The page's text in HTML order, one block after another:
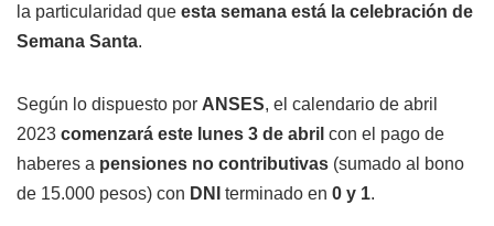
la particularidad que esta semana está la celebración de
Semana Santa.
Según lo dispuesto por ANSES, el calendario de abril
2023 comenzará este lunes 3 de abril con el pago de
haberes a pensiones no contributivas (sumado al bono
de 15.000 pesos) con DNI terminado en 0 y 1.